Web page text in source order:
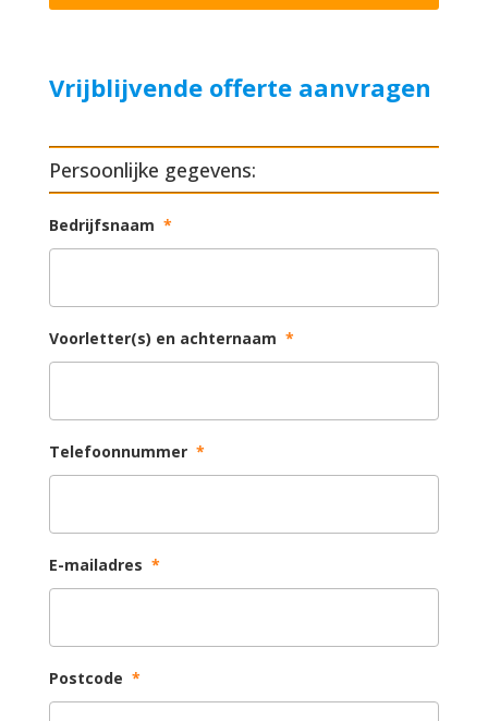
Vrijblijvende offerte aanvragen
Persoonlijke gegevens:
Bedrijfsnaam *
Voorletter(s) en achternaam *
Telefoonnummer *
E-mailadres *
Postcode *